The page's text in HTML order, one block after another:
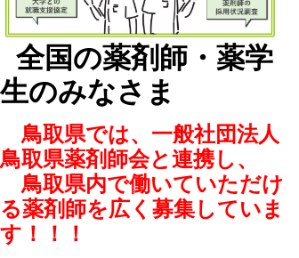
全国の薬剤師・薬学
生のみなさま
鳥取県では、一般社団法人
鳥取県薬剤師会と連携し、
鳥取県内で働いていただけ
る薬剤師を広く募集していま
す！！！